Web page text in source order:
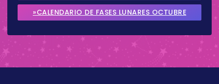
SEPTIEMBRE 2026
»CALENDARIO DE FASES LUNARES OCTUBRE